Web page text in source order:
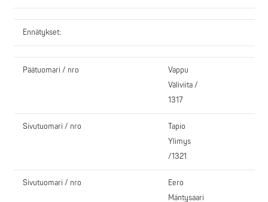
Ennätykset:
Päätuomari / nro
Vappu
Väliviita /
1317
Sivutuomari / nro
Tapio
Ylimys
/1321
Sivutuomari / nro
Eero
Mäntysaari